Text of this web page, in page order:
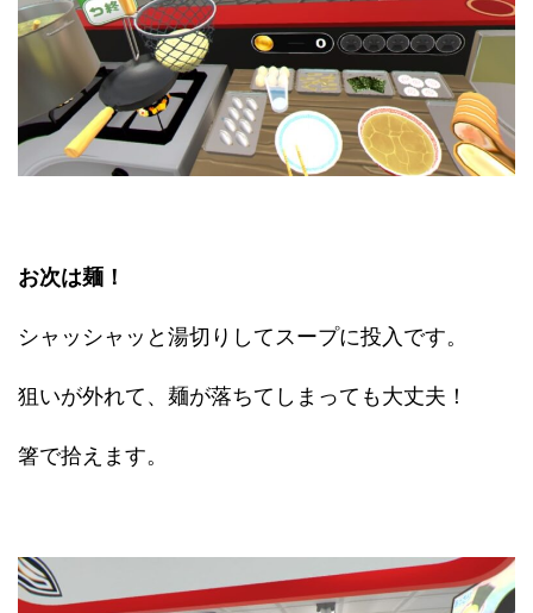
お次は麺！
シャッシャッと湯切りしてスープに投入です。
狙いが外れて、麺が落ちてしまっても大丈夫！
箸で拾えます。